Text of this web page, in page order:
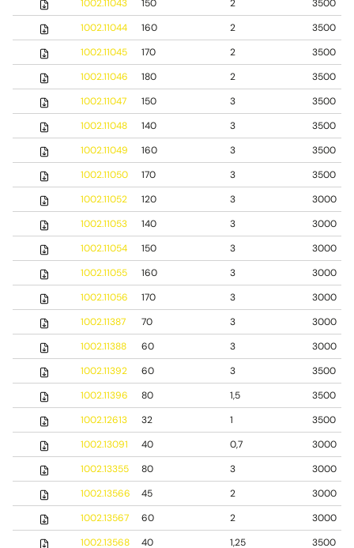
1002.11043
150 2
3500
1002.11044
160 2
3500
1002.11045
170 2
3500
1002.11046
180 2
3500
1002.11047
150 3
3500
1002.11048
140 3
3500
1002.11049
160 3
3500
1002.11050
170 3
3500
1002.11052
120 3
3000
1002.11053
140 3
3000
1002.11054
150 3
3000
1002.11055
160 3
3000
1002.11056
170 3
3000
1002.11387
70 3
3000
1002.11388
60 3
3000
1002.11392
60 3
3500
1002.11396
80 1,5
3500
1002.12613
32 1
3500
1002.13091
40 0,7
3000
1002.13355
80 3
3000
1002.13566
45 2
3000
1002.13567
60 2
3000
1002.13568
40 1,25 3500